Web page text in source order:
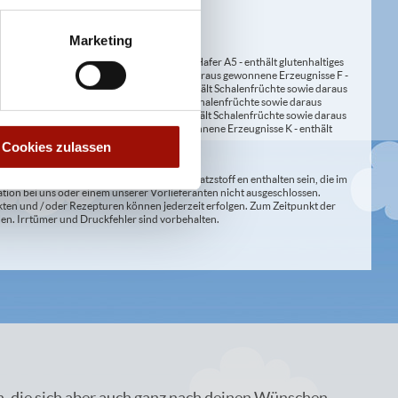
Marketing
Cookies zulassen
A4 - enthält glutenhaltiges Getreide / Hafer A5 - enthält glutenhaltiges
Erzeugnisse E - enthält Erdnüsse und daraus gewonnene Erzeugnisse F -
daraus gewonnene Erzeugnisse H1 - enthält Schalenfrüchte sowie daraus
Erzeugnisse / Walnüsse H4 - enthält Schalenfrüchte sowie daraus
Erzeugnisse / Paranüsse H7 - enthält Schalenfrüchte sowie daraus
J - enthält Senf und daraus gewonnene Erzeugnisse K - enthält
und deklarationspflichtigen Zusatzstoff en enthalten sein, die im
bei uns oder einem unserer Vorlieferanten nicht ausgeschlossen.
und / oder Rezepturen können jederzeit erfolgen. Zum Zeitpunkt der
Irrtümer und Druckfehler sind vorbehalten.